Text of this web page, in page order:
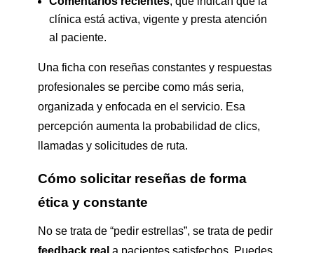
clínica está activa, vigente y presta atención
al paciente.
Una ficha con reseñas constantes y respuestas
profesionales se percibe como más seria,
organizada y enfocada en el servicio. Esa
percepción aumenta la probabilidad de clics,
llamadas y solicitudes de ruta.
Cómo solicitar reseñas de forma
ética y constante
No se trata de “pedir estrellas”, se trata de pedir
feedback real a pacientes satisfechos. Puedes